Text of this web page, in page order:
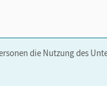
über die Cornelsen
die Nutzung des